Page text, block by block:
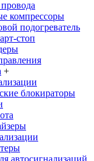
компрессоры
подогреватель
стоп
+
блoкираторы
автосигнализаций